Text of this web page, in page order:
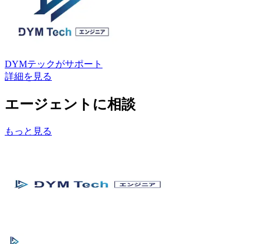
DYMテックがサポート
詳細を見る
エージェントに相談
もっと見る